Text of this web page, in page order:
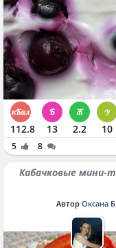
112.8 13 2.2 10
5 8
Кабачковые мини-
Автор Оксана Б